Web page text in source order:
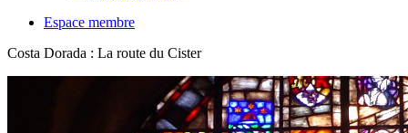
Espace membre
Costa Dorada : La route du Cister